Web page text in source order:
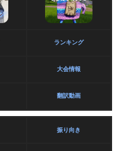
ランキング
大会情報
翻訳動画
振り向き